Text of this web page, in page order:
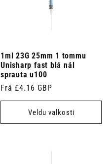
1ml 23G 25mm 1 tommu
Unisharp fast blá nál
sprauta u100
Venjulegt
verð
Frá £4.16 GBP
Veldu valkosti